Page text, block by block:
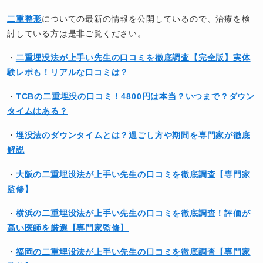
二重整形についての最新の情報を公開しているので、治療を検
討している方は是非ご覧ください。
・ 二重埋没法が上手い先生の口コミを徹底調査【完全版】実体
験レポも！リアルな口コミは？
・ TCBの二重埋没の口コミ！4800円は本当？いつまで？ダウン
タイムはある？
・ 埋没法のダウンタイムとは？過ごし方や期間を専門家が徹底
解説
・ 大阪の二重埋没法が上手い先生の口コミを徹底調査【専門家
監修】
・ 横浜の二重埋没法が上手い先生の口コミを徹底調査！評価が
高い医師を厳選【専門家監修】
・ 福岡の二重埋没法が上手い先生の口コミを徹底調査【専門家